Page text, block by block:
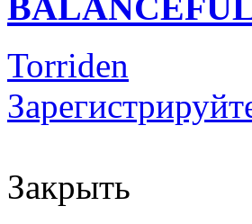
Torriden
Закрыть